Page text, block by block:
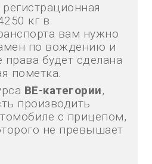
кг в
вам нужно
по вождению и
права будет сделана
пометка.
ВЕ-категории,
производить
с прицепом,
не превышает